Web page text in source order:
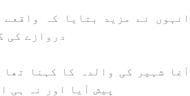
انہوں نے مزید بتایا کہ
دروازے کی
آغا شہیر کی والدہ کا کہنا
پیش آیا اور نہ ہی